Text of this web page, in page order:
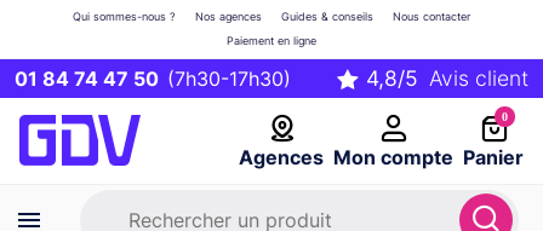
01 84 74 47 50 (7h30-17h30)
Agences Mon compte
Qui sommes-nous ? Nos agences Guides & conseils
Nous contacter
Paiement en ligne
0
Panier